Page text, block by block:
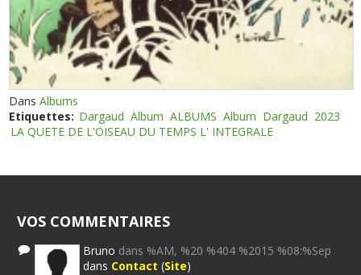
DansAlbums
Etiquettes: Dargaud Album ALBUMS Album Dargaud 2023
LA QUETE DE L'OISEAU DU TEMPS L' INTEGRALE
VOS COMMENTAIRES
Bruno dans %AM, %20 %404 %2015 %08:%Sep
dans Contact (Site)